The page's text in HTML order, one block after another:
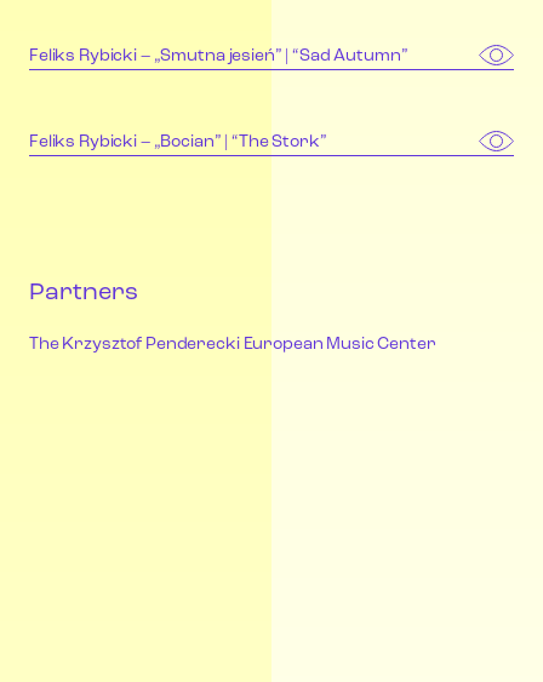
Feliks Rybicki – „Smutna jesień” | “Sad Autumn”
Feliks Rybicki – „Bocian” | “The Stork”
Partners
The Krzysztof Penderecki European Music Center